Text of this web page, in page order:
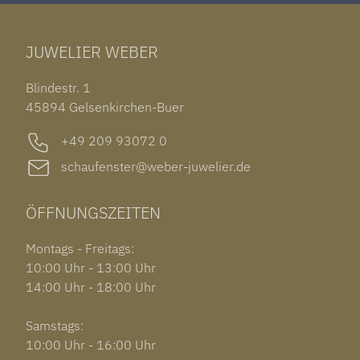
IWC PORTUGIESER
ARMSCHMUCK
OHRSCHMUCK
OUT OF COLLECTION
ROLEX SUBMARINER DATE
GARMIN VENU 3S
JUWELIER WEBER
Blindestr. 1
45894 Gelsenkirchen-Buer
+49 209 93072 0
schaufenster@weber-juwelier.de
ÖFFNUNGSZEITEN
Montags - Freitags:
10:00 Uhr - 13:00 Uhr
14:00 Uhr - 18:00 Uhr
Samstags:
10:00 Uhr - 16:00 Uhr